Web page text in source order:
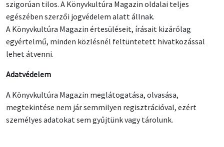
szigorúan tilos. A Könyvkultúra Magazin oldalai teljes
egészében szerzői jogvédelem alatt állnak.
A Könyvkultúra Magazin értesüléseit, írásait kizárólag
egyértelmű, minden közlésnél feltüntetett hivatkozással
lehet átvenni.
Adatvédelem
A Könyvkultúra Magazin meglátogatása, olvasása,
megtekintése nem jár semmilyen regisztrációval, ezért
személyes adatokat sem gyűjtünk vagy tárolunk.